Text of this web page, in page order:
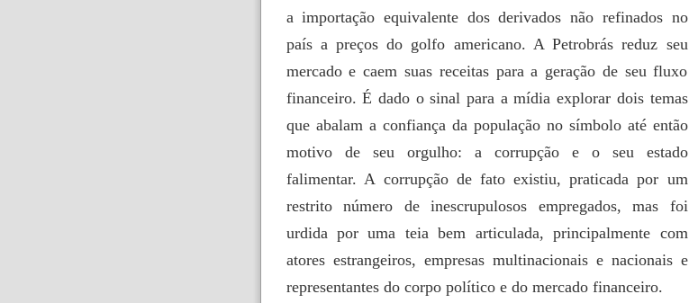
a importação equivalente dos derivados não refinados no
país a preços do golfo americano. A Petrobrás reduz seu
mercado e caem suas receitas para a geração de seu fluxo
financeiro. É dado o sinal para a mídia explorar dois temas
que abalam a confiança da população no símbolo até então
motivo de seu orgulho: a corrupção e o seu estado
falimentar. A corrupção de fato existiu, praticada por um
restrito número de inescrupulosos empregados, mas foi
urdida por uma teia bem articulada, principalmente com
atores estrangeiros, empresas multinacionais e nacionais e
representantes do corpo político e do mercado financeiro.